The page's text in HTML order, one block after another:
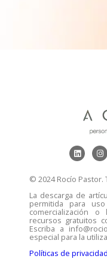
© 2024 Rocío
La descarga de
permitida para
comercialización
recursos gratuitos
Escriba a
especial para la
Políticas de privacidad